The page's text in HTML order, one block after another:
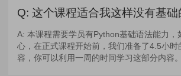
Q: 这个课程适合我这样没有基础
A: 本课程需要学员有Python基础语法能力，
心，在正式课程开始前，我们准备了4.5小时
容，你可以利用一周的时间学习这部分内容。